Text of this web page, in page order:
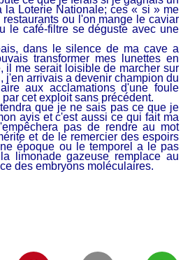
la Loterie Nationale; ces « si » me
ou l'on mange le caviar
le café-filtre se déguste avec une
dans le silence de ma cave a
transformer mes lunettes en
il me serait loisible de marcher sur
j'en arrivais a devenir champion du
aux acclamations d'une foule
cet exploit sans précédent.
que je ne sais pas ce que je
avis et c'est aussi ce qui fait ma
pas de rendre au mot
et de le remercier des espoirs
époque ou le temporel a le pas
limonade gazeuse remplace au
des embryons moléculaires.